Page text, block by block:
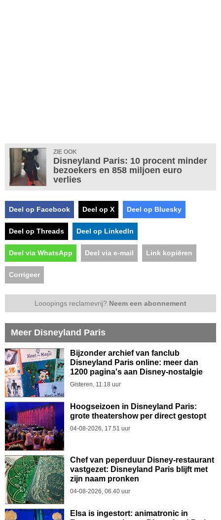
ZIE OOK
Disneyland Paris: 10 procent minder
bezoekers en 858 miljoen euro
verlies
Deel op Facebook Deel op X Deel op Bluesky
Deel op Threads Deel op LinkedIn
Deel via WhatsApp Deel via e-mail Link kopiëren
Corrigeer
Looopings reclamevrij? Neem een abonnement
Meer Disneyland Paris
Bijzonder archief van fanclub
Disneyland Paris online: meer dan
1200 pagina's aan Disney-nostalgie
Gisteren, 11.18 uur
Hoogseizoen in Disneyland Paris:
grote theatershow per direct gestopt
04-08-2026, 17.51 uur
Chef van peperduur Disney-restaurant
vastgezet: Disneyland Paris blijft met
zijn naam pronken
04-08-2026, 06.40 uur
Elsa is ingestort: animatronic in